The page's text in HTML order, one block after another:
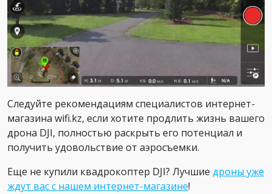
Следуйте рекомендациям специалистов интернет-
магазина wifi.kz, если хотите продлить жизнь вашего
дрона DJI, полностью раскрыть его потенциал и
получить удовольствие от аэросъемки.
Еще не купили квадрокоптер DJI? Лучшие дроны уже
ждут вас с нашем интернет-магазине!